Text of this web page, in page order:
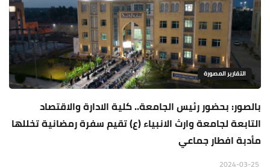
التقارير المصورة
بالصور: بحضور رئيس الجامعة.. كلية الادارة والاقتصاد
التابعة لجامعة وارث الانبياء (ع) تقيم سفرة رمضانية تخللها
مأدبة افطار جماعي